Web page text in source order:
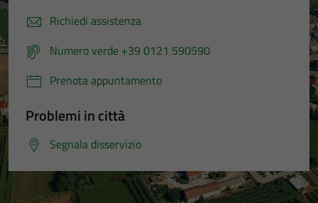
Richiedi assistenza
Numero verde +39 0121 590590
Prenota appuntamento
Problemi in città
Segnala disservizio